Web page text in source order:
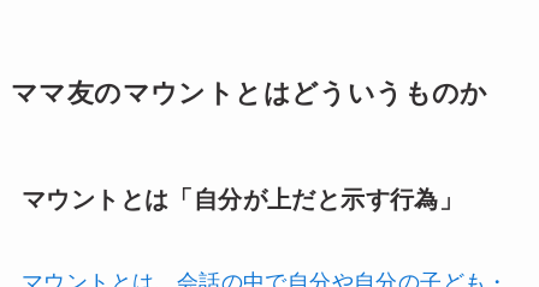
ママ友のマウントとはどういうものか
マウントとは「自分が上だと示す行為」
マウントとは、会話の中で自分や自分の子ども・